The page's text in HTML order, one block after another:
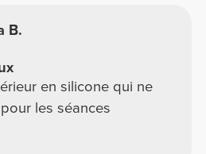
B.
en silicone qui ne
les séances